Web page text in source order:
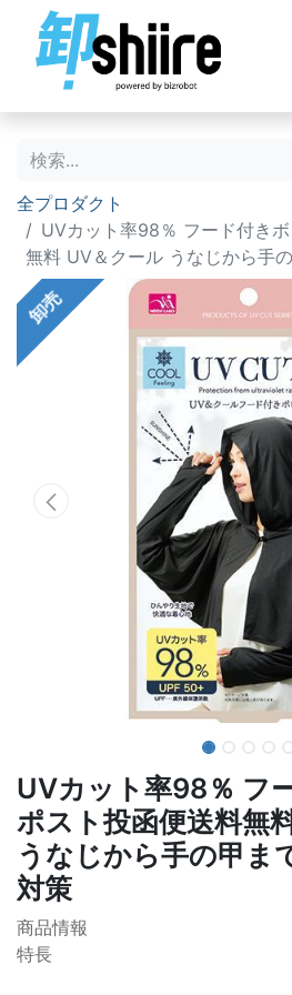
全プロダクト
UVカット率98％ フード付き
無料 UV＆クール うなじから手
卸売
UVカット率98％ フ
ポスト投函便送料無
うなじから手の甲ま
対策
商品情報
特長